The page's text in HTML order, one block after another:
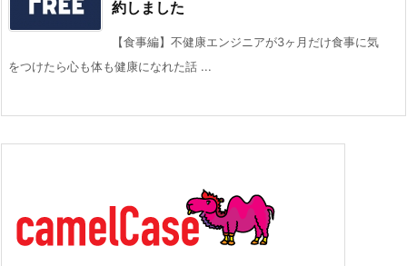
約しました
【食事編】不健康エンジニアが3ヶ月だけ食事に気
をつけたら心も体も健康になれた話 ...